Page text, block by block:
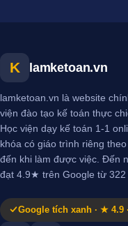
K lamketoan.vn
lamketoan.vn là website
viện đào tạo kế toán thực
Học viện dạy kế toán 1-1
khóa có giáo trình riêng
đến khi làm được việc. Đến
đạt 4.9★ trên Google từ 322
Google tích xanh · ★ 4.9